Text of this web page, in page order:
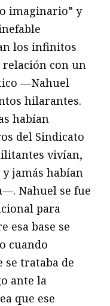
imaginario” y
los infinitos
relación con un
—Nahuel
hilarantes.
habían
del Sindicato
vivían,
jamás habían
Nahuel se fue
para
esa base se
cuando
trataba de
ante la
que ese